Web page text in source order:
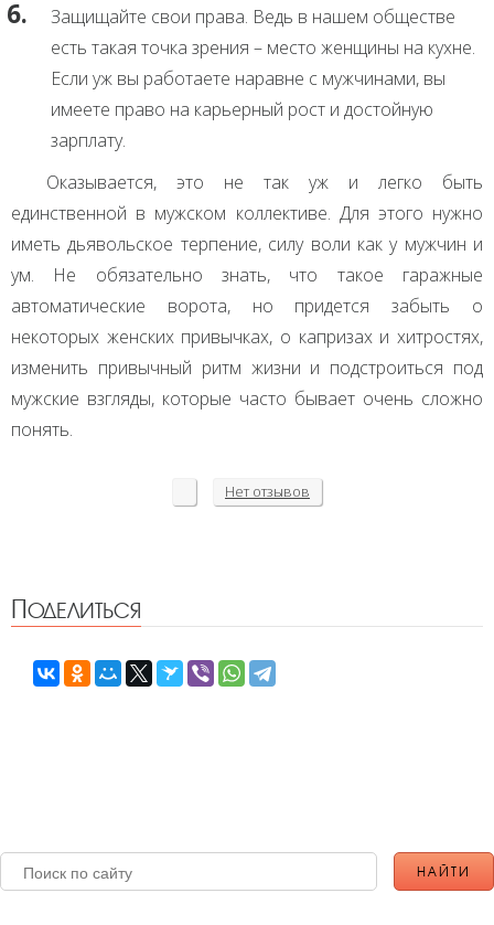
Защищайте свои права. Ведь в нашем обществе
есть такая точка зрения – место женщины на кухне.
Если уж вы работаете наравне с мужчинами, вы
имеете право на карьерный рост и достойную
зарплату.
Оказывается, это не так уж и легко быть
единственной в мужском коллективе. Для этого нужно
иметь дьявольское терпение, силу воли как у мужчин и
ум. Не обязательно знать, что такое гаражные
автоматические ворота, но придется забыть о
некоторых женских привычках, о капризах и хитростях,
изменить привычный ритм жизни и подстроиться под
мужские взгляды, которые часто бывает очень сложно
понять.
Нет отзывов
Поделиться